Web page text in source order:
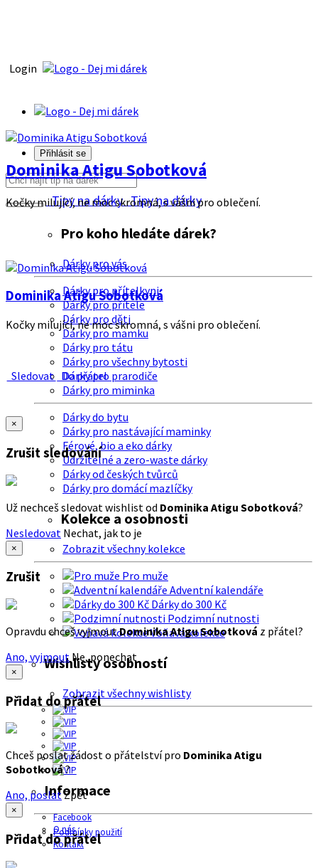
Login
Přihlásit se
Tipy na dárkyTipy na dárky
Pro koho hledáte dárek?
Dárky pro vás
Dárky pro přítelkyni
Dárky pro přítele
Dárky pro děti
Dárky pro mamku
Dárky pro tátu
Dárky pro všechny bytosti
Dárky pro prarodiče
Dárky pro miminka
Dárky do bytu
Dárky pro nastávající maminky
Férové, bio a eko dárky
Udržitelné a zero-waste dárky
Dárky od českých tvůrců
Dárky pro domácí mazlíčky
Kolekce a osobnosti
Zobrazit všechny kolekce
Pro muže
Adventní kalendáře
Dárky do 300 Kč
Podzimní nutnosti
Voňavá kolekce
Wishlisty osobností
Zobrazit všechny wishlisty
Informace
Facebook
O nás
Podmínky použití
Kontakt
Dominika Atigu Sobotková
Kočky milující, ne moc skromná, s vášni pro oblečení.
Dominika Atigu Sobotková
Kočky milující, ne moc skromná, s vášni pro oblečení.
Sledovat Do přátel
×
Zrušit sledování
Už nechceš sledovat wishlist od Dominika Atigu Sobotková?
Nesledovat Nechat, jak to je
×
Zrušit
Opravdu chceš vyjmoutDominika Atigu Sobotková z přátel?
Ano, vyjmout Ne, ponechat
×
Přidat do přátel
Chceš poslat žádost o přátelství pro Dominika Atigu
Sobotková?
Ano, poslatZpět
×
Přidat do přátel